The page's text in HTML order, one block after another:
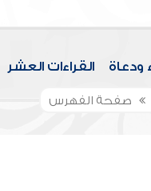
ودعاة القراءات العشر
صفحة الفهرس